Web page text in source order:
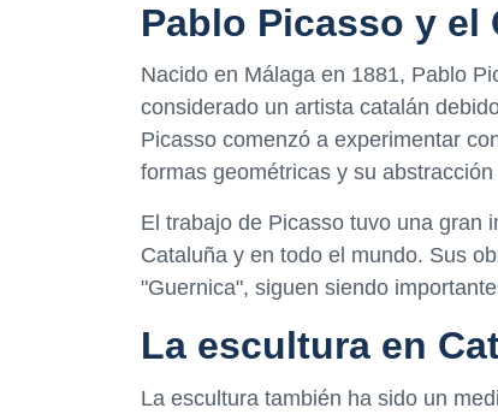
Pablo Picasso y el
Nacido en Málaga en 1881, Pablo
considerado un artista catalán
Picasso comenzó a experimentar
formas geométricas y su
El trabajo de Picasso tuvo una gran
Cataluña y en todo el mundo. Sus
"Guernica", siguen siendo
La escultura en
La escultura también ha sido un